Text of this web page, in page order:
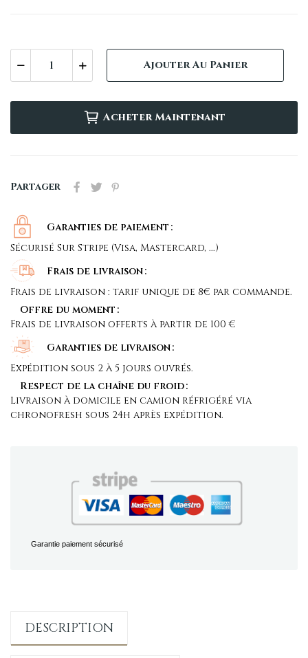
Ajouter Au Panier
Acheter Maintenant
Partager
Garanties de paiement
Sécurisé Sur Stripe (Visa, Mastercard, ...)
Frais de livraison
Frais de livraison : tarif unique de 8€ par commande.
Offre du moment
Frais de livraison offerts à partir de 100 €
Garanties de livraison
Expédition sous 2 à 5 jours ouvrés.
Respect de la chaîne du froid
Livraison à domicile en camion réfrigéré via
chronofresh sous 24h après expédition.
Garantie paiement sécurisé
DESCRIPTION